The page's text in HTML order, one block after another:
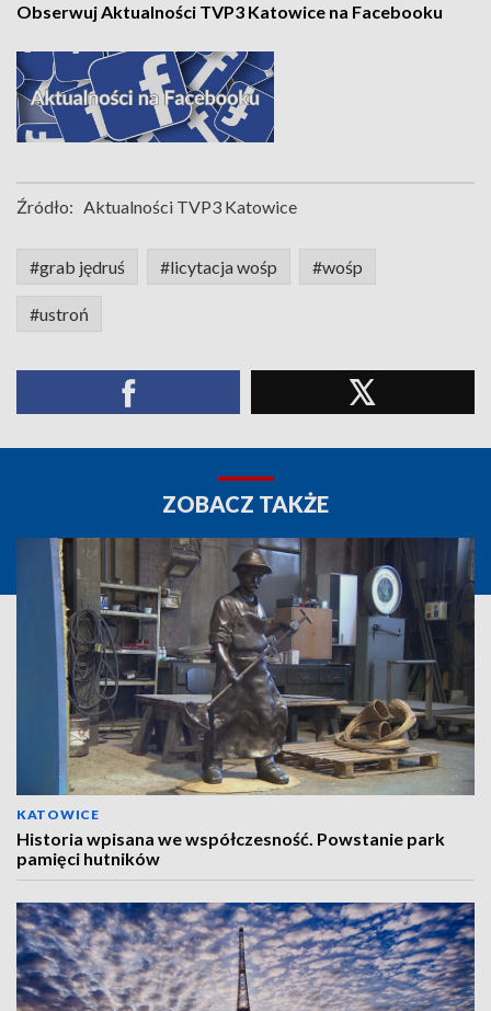
Obserwuj Aktualności TVP3 Katowice na Facebooku
Źródło: Aktualności TVP3 Katowice
#grab jędruś #licytacja wośp #wośp
#ustroń
ZOBACZ TAKŻE
KATOWICE
Historia wpisana we współczesność. Powstanie park
pamięci hutników